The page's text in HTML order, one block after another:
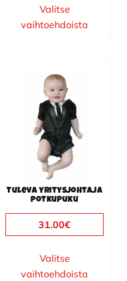
Valitse
vaihtoehdoista
Tuleva yritysjohtaja
potkupuku
31.00€
Valitse
vaihtoehdoista
tuotteella
useampi
muunnelma.
tuotteen
sivulla.